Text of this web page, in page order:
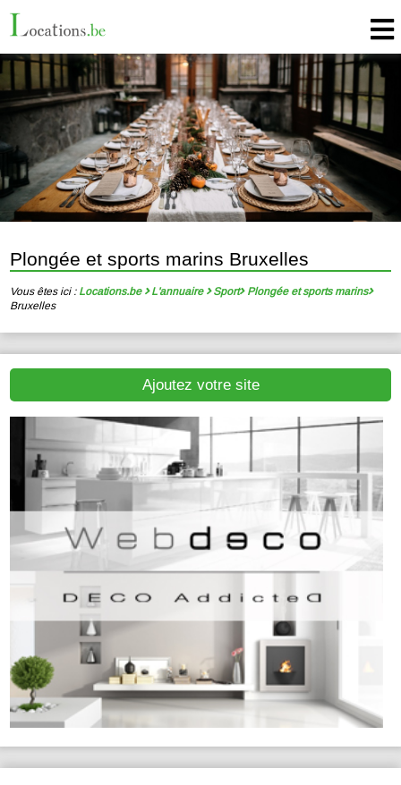
Plongée et sports marins Bruxelles
Vous êtes ici : Locations.be L'annuaire Sport
Plongée et sports marins
Bruxelles
Ajoutez votre site